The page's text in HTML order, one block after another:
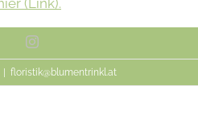
(Link).
FacebookInstagram
floristik@blumentrinkl.at